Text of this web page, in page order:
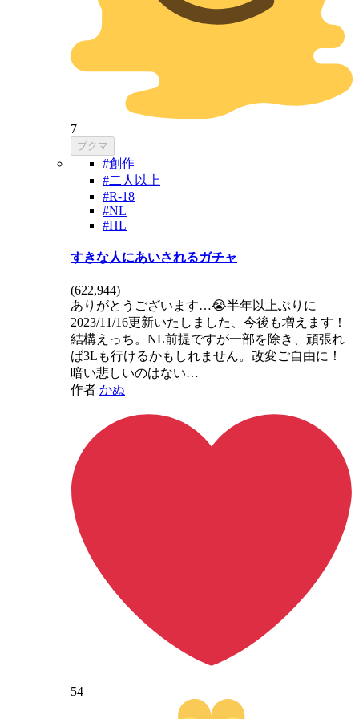
7
ブクマ
#創作
#二人以上
#R-18
#NL
#HL
すきな人にあいされるガチャ
(622,944)
ありがとうございます…😭半年以上ぶりに
2023/11/16更新いたしました、今後も増えます！
結構えっち。NL前提ですが一部を除き、頑張れ
ば3Lも行けるかもしれません。改変ご自由に！
暗い悲しいのはない…
作者 かぬ
54